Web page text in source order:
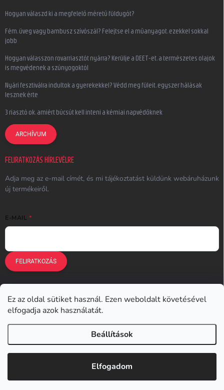
Ez az oldal sütiket használ. Ezen weboldalt követésével
elfogadja azok használatát.
Beállítások
Elfogadom
Hogyan válaszd ki a megfelelő méretű füldugót?
Fém, üveg vagy bambusz szívószál? Felejtse el a műanyagot, ezekkel sokkal
jobb
Hogyan válasszon rovarriasztót nyárra? Kerülje a DEET-et, a természetes olajok
is megvédenek a szúnyogoktól
Nyári fesztiválra indultok a gyerekekkel? Védd meg füleit, egyszer hálásak
lesznek érte
3 riasztó ok, amiért búcsút kell inteni a kémiai napvédőknek
ARCHÍVUM
FELIRATKOZÁS HÍRLEVÉLRE
Adja meg az e-mail címét, és mi tájékoztatást küldünk webáruházunk
új termékeiről.
E-MAIL
FELIRATKOZÁS
Earplugs.cz Earplugs.sk
Earplugs.at Earplugs.ro Lunesto.cz
Earplugs.hu . Minden jog fenntartva.